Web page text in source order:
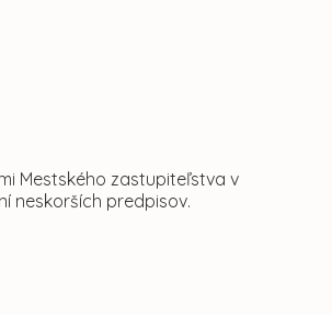
Mestského zastupiteľstva v
neskorších predpisov.